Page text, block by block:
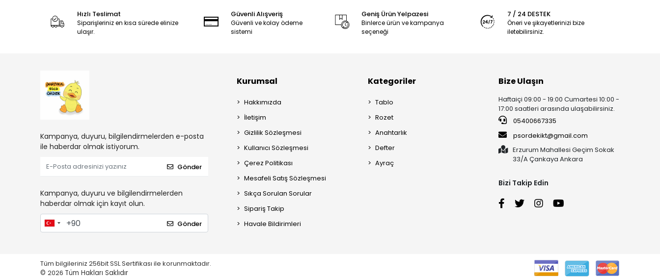
Hızlı Teslimat
Siparişleriniz en kısa sürede elinize
ulaşır.
Güvenli Alışveriş
Güvenli ve kolay ödeme
sistemi
Geniş Ürün Yelpazesi
Binlerce ürün ve kampanya
seçeneği
7 / 24 DESTEK
Öneri ve şikayetlerinizi bize
iletebilirsiniz.
Kampanya, duyuru, bilgilendirmelerden e-posta
ile haberdar olmak istiyorum.
Gönder
Kampanya, duyuru ve bilgilendirmelerden
haberdar olmak için kayıt olun.
Gönder
Kurumsal
Hakkımızda
İletişim
Gizlilik Sözleşmesi
Kullanıcı Sözleşmesi
Çerez Politikası
Mesafeli Satış Sözleşmesi
Sıkça Sorulan Sorular
Sipariş Takip
Havale Bildirimleri
Kategoriler
Tablo
Rozet
Anahtarlık
Defter
Ayraç
Bize Ulaşın
Haftaiçi 09:00 - 19:00 Cumartesi 10:00 -
17:00 saatleri arasında ulaşabilirsiniz.
05400667335
psordekikt@gmail.com
Erzurum Mahallesi Geçim Sokak
33/A Çankaya Ankara
Bizi Takip Edin
Tüm bilgileriniz 256bit SSL Sertifikası ile korunmaktadır.
© 2026 Tüm Hakları Saklıdır